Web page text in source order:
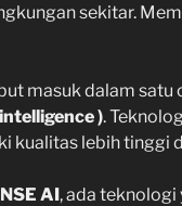
sekitar.
masuk dalam satu
).
kualitas lebih tinggi
AI, ada teknologi